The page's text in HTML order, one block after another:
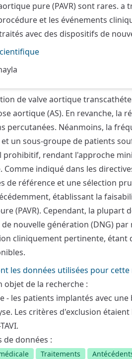
pure (PAVR) sont rares.
et les événements
avec des dispositifs de
de valve aortique
aortique (AS). En revanche, la
percutanées. Néanmoins, la
et un sous-groupe de patients
prohibitif, rendant l'approche
Comme indiqué dans les
de référence et une sélection
établissant la
(PAVR). Cependant, la plupart
nouvelle génération (DNG)
cliniquement pertinente, étant
les données utilisées pour cette
objet de la recherche :
- les patients implantés avec
Les critères d'exclusion
de données :
Traitements